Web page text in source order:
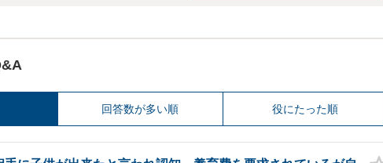
回答数が多い順 役にたった順